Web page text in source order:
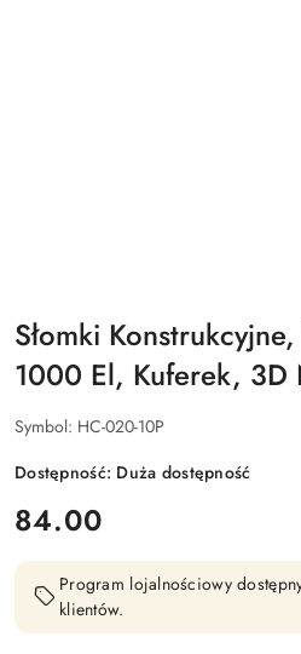
Słomki
1000 El, Kuferek, 3D
Symbol: HC-020-10P
Dostępność: Duża dostępność
cena:
84.00
Program lojalnościowy
klientów.